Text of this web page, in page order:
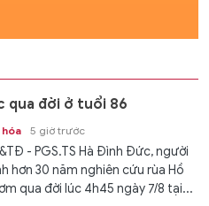
qua đời ở tuổi 86
hóa 5 giờ trước
- PGS.TS Hà Đình Đức, người
hơn 30 năm nghiên cứu rùa Hồ
qua đời lúc 4h45 ngày 7/8 tại...